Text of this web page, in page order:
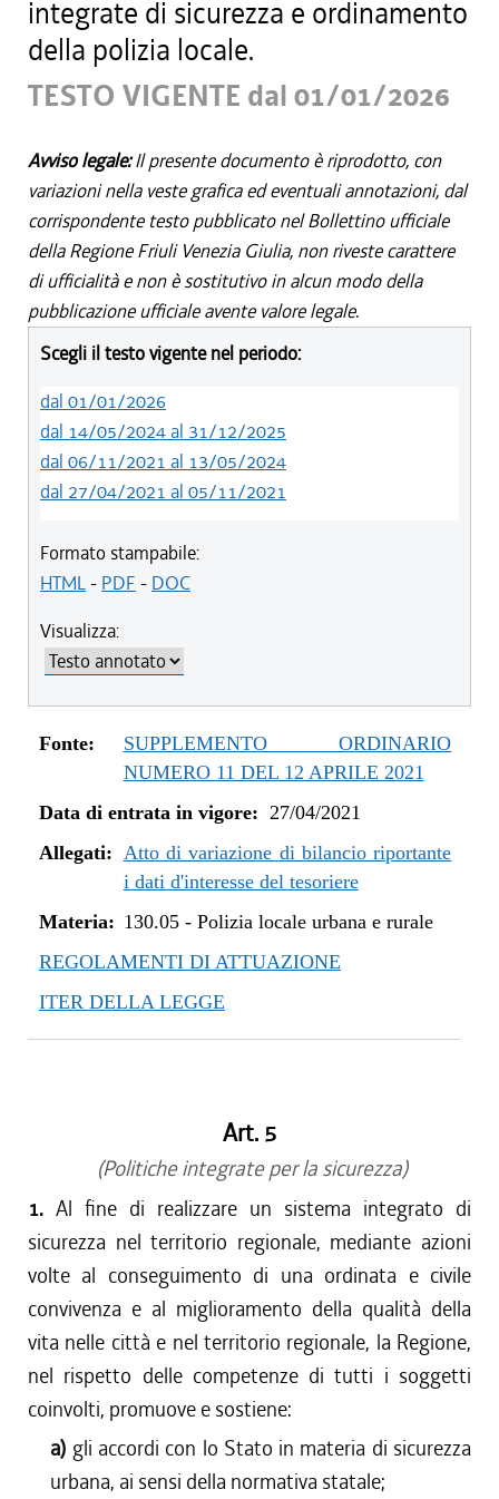
integrate di sicurezza e ordinamento
della polizia locale.
TESTO VIGENTE dal 01/01/2026
Avviso legale:Il presente documento è riprodotto, con
variazioni nella veste grafica ed eventuali annotazioni, dal
corrispondente testo pubblicato nel Bollettino ufficiale
della Regione Friuli Venezia Giulia, non riveste carattere
di ufficialità e non è sostitutivo in alcun modo della
pubblicazione ufficiale avente valore legale.
Scegli il testo vigente nel periodo:
dal 01/01/2026
dal 14/05/2024 al 31/12/2025
dal 06/11/2021 al 13/05/2024
dal 27/04/2021 al 05/11/2021
Formato stampabile:
HTML- PDF - DOC
Visualizza:
Fonte:
SUPPLEMENTO ORDINARIO
NUMERO 11 DEL 12 APRILE 2021
Data di entrata in vigore: 27/04/2021
Allegati: Atto di variazione di bilancio riportante
i dati d'interesse del tesoriere
Materia: 130.05- Polizia locale urbana e rurale
REGOLAMENTI DI ATTUAZIONE
ITER DELLA LEGGE
Art. 5
(Politiche integrate per la sicurezza)
1. Al fine di realizzare un sistema integrato di
sicurezza nel territorio regionale, mediante azioni
volte al conseguimento di una ordinata e civile
convivenza e al miglioramento della qualità della
vita nelle città e nel territorio regionale, la Regione,
nel rispetto delle competenze di tutti i soggetti
coinvolti, promuove e sostiene:
a) gli accordi con lo Stato in materia di sicurezza
urbana, ai sensi della normativa statale;